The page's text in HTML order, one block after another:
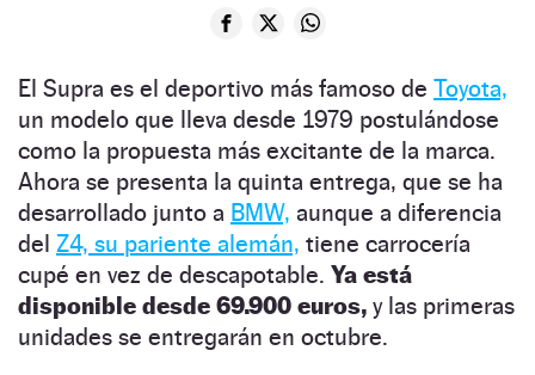
El Supra es el deportivo más famoso de Toyota,
un modelo que lleva desde 1979 postulándose
como la propuesta más excitante de la marca.
Ahora se presenta la quinta entrega, que se ha
desarrollado junto a BMW, aunque a diferencia
del Z4, su pariente alemán, tiene carrocería
cupé en vez de descapotable. Ya está
disponible desde 69.900 euros, y las primeras
unidades se entregarán en octubre.